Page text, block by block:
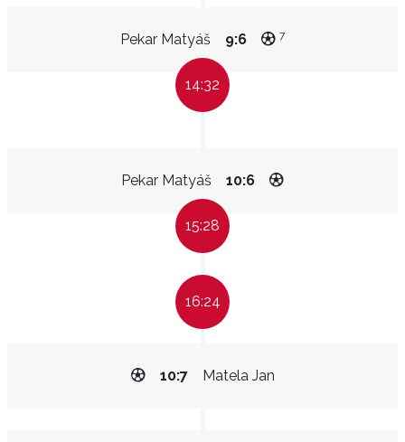
Pekar Matyáš 9:6 7
14:32
Pekar Matyáš 10:6
15:28
16:24
Matela Jan
10:7